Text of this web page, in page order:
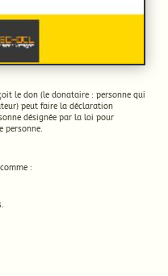
le don (le donataire : personne qui
peut faire la déclaration
désignée par la loi pour
personne.
: